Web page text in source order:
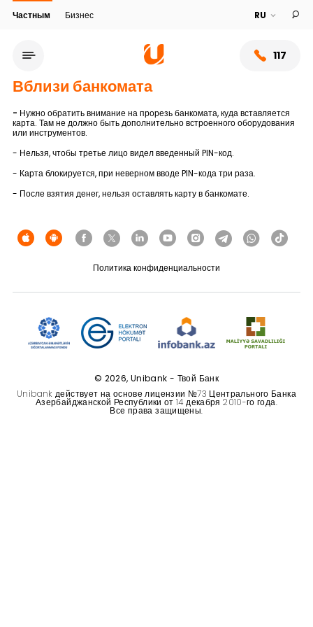
Частным Бизнес
117
О банке
Устойчивость
Тарифы
Вблизи банкомата
- Нужно обратить внимание на прорезь банкомата, куда вставляется
карта. Там не должно быть дополнительно встроенного оборудования
или инструментов.
- Нельзя, чтобы третье лицо видел введенный PIN-код.
- Карта блокируется, при неверном вводе PIN-кода три раза.
- После взятия денег, нельзя оставлять карту в банкомате.
Политика конфиденциальности
© 2026, Unibank - Твой Банк
Unibank действует на основе лицензии №73 Центрального Банка
Азербайджанской Республики от 14 декабря 2010-го года.
Все права защищены.